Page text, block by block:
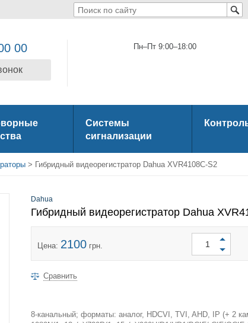
00 Пн–Пт 9:00–18:00
Системы
сигнализации
> Гибридный видеорегистратор Dahua XVR4108C-S2
Dahua
Гибридный видеорегистратор Dahua
Цена: 2100 грн.
Сравнить
8-канальный; форматы: аналог, HDCVI, TVI, AHD, IP (+ 2